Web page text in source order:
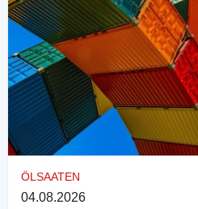
ÖLSAATEN
04.08.2026